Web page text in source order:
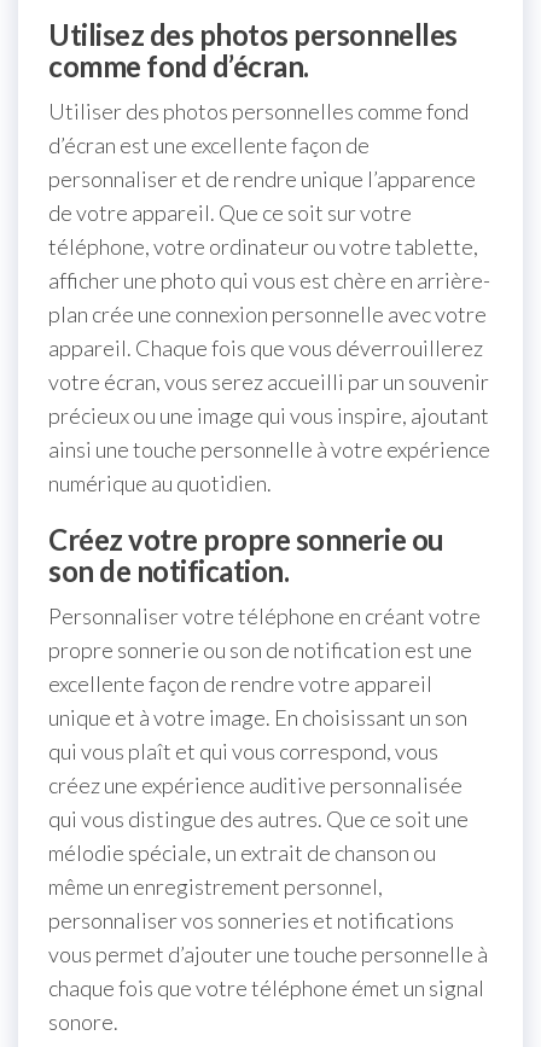
Utilisez des photos personnelles
comme fond d’écran.
Utiliser des photos personnelles comme fond
d’écran est une excellente façon de
personnaliser et de rendre unique l’apparence
de votre appareil. Que ce soit sur votre
téléphone, votre ordinateur ou votre tablette,
afficher une photo qui vous est chère en arrière-
plan crée une connexion personnelle avec votre
appareil. Chaque fois que vous déverrouillerez
votre écran, vous serez accueilli par un souvenir
précieux ou une image qui vous inspire, ajoutant
ainsi une touche personnelle à votre expérience
numérique au quotidien.
Créez votre propre sonnerie ou
son de notification.
Personnaliser votre téléphone en créant votre
propre sonnerie ou son de notification est une
excellente façon de rendre votre appareil
unique et à votre image. En choisissant un son
qui vous plaît et qui vous correspond, vous
créez une expérience auditive personnalisée
qui vous distingue des autres. Que ce soit une
mélodie spéciale, un extrait de chanson ou
même un enregistrement personnel,
personnaliser vos sonneries et notifications
vous permet d’ajouter une touche personnelle à
chaque fois que votre téléphone émet un signal
sonore.